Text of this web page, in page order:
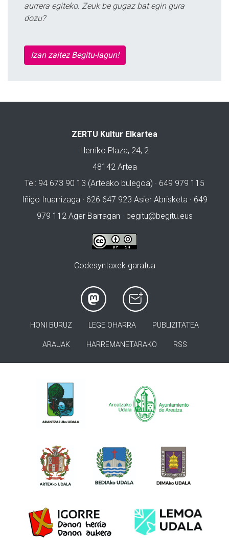
aurrera egiteko. Zeuk be gugaz bat egin gura
dozu?
Izan zaitez Begitu-lagun!
ZERTU Kultur Elkartea
Herriko Plaza, 24, 2
48142 Artea
Tel: 94 673 90 13 (Arteako bulegoa) · 649 979 115
Iñigo Iruarrizaga · 626 647 923 Asier Abrisketa · 649
979 112 Ager Barragan · begitu@begitu.eus
Codesyntaxek garatua
HONI BURUZ LEGE OHARRA PUBLIZITATEA
ARAUAK HARREMANETARAKO RSS